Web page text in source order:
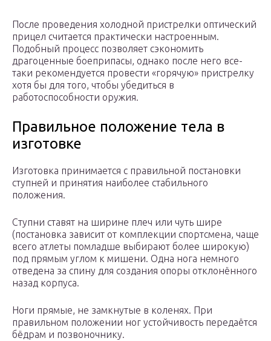
После проведения холодной пристрелки оптический
прицел считается практически настроенным.
Подобный процесс позволяет сэкономить
драгоценные боеприпасы, однако после него все-
таки рекомендуется провести «горячую» пристрелку
хотя бы для того, чтобы убедиться в
работоспособности оружия.
Правильное положение тела в
изготовке
Изготовка принимается с правильной постановки
ступней и принятия наиболее стабильного
положения.
Ступни ставят на ширине плеч или чуть шире
(постановка зависит от комплекции спортсмена, чаще
всего атлеты помладше выбирают более широкую)
под прямым углом к мишени. Одна нога немного
отведена за спину для создания опоры отклонённого
назад корпуса.
Ноги прямые, не замкнутые в коленях. При
правильном положении ног устойчивость передаётся
бёдрам и позвоночнику.